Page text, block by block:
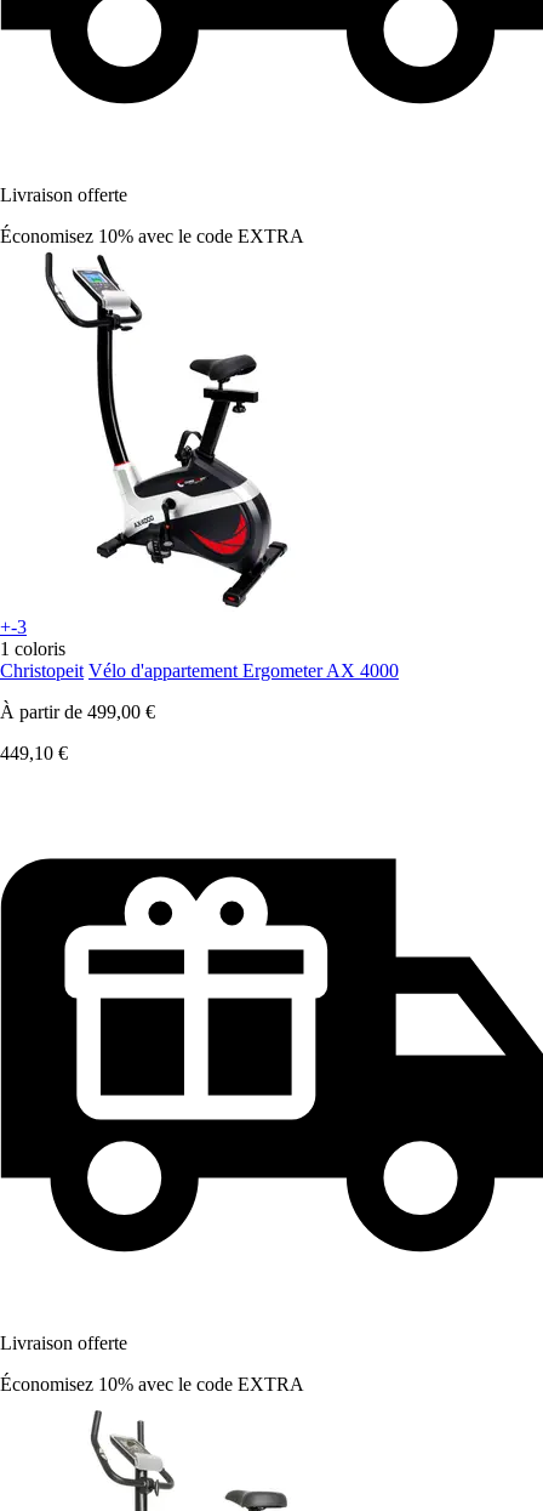
Livraison offerte
Économisez 10% avec le code EXTRA
+-3
1 coloris
Christopeit Vélo d'appartement Ergometer AX 4000
À partir de 499,00 €
449,10 €
Livraison offerte
Économisez 10% avec le code EXTRA